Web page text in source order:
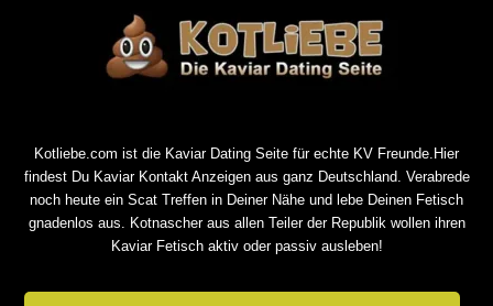
Kotliebe.com ist die Kaviar Dating Seite für echte KV Freunde.Hier
findest Du Kaviar Kontakt Anzeigen aus ganz Deutschland. Verabrede
noch heute ein Scat Treffen in Deiner Nähe und lebe Deinen Fetisch
gnadenlos aus. Kotnascher aus allen Teiler der Republik wollen ihren
Kaviar Fetisch aktiv oder passiv ausleben!